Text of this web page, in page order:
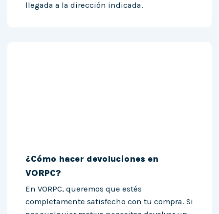
llegada a la dirección indicada.
¿Cómo hacer devoluciones en
VORPC?
En VORPC, queremos que estés
completamente satisfecho con tu compra. Si